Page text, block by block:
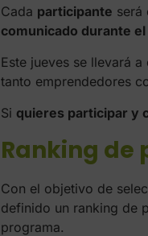
Cada participante será
comunicado durante
Este jueves se llevará a
tanto emprendedores
Si quieres participar y
Ranking de
Con el objetivo de
definido un ranking de
programa.